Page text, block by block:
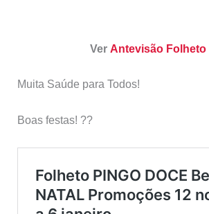
Ver Antevisão Folheto
Muita Saúde para Todos!
Boas festas! ??